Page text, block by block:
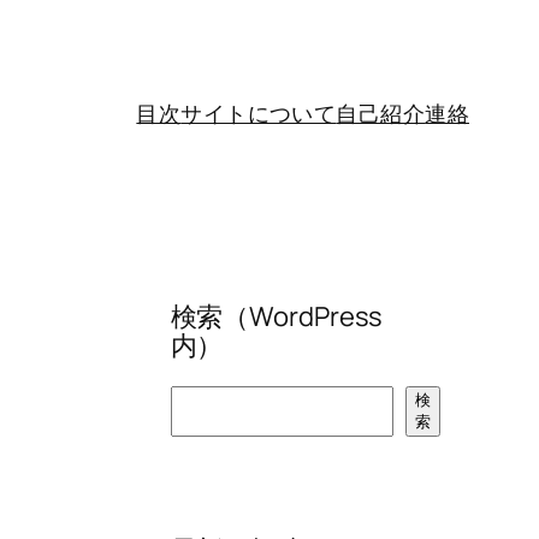
目次サイトについて自己紹介連絡
検索（WordPress
内）
検
索